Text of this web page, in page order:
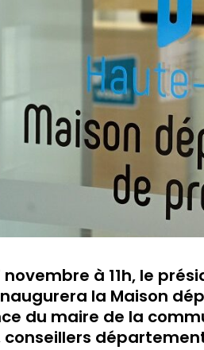
novembre à 11h, le
la Maison
du maire de la
conseillers